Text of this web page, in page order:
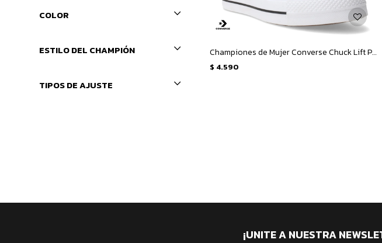
Championes de Mujer Converse Chuck Lift Platform - Marfil
$ 4.590
COLOR
ESTILO DEL CHAMPIÓN
TIPOS DE AJUSTE
¡UNITE A NUESTRA